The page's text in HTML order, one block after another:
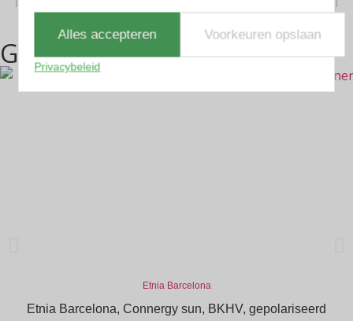
Gerelateerde producten
Etnia Barcelona
Etnia Barcelona, Connergy sun, BKHV, gepolariseerd
Alles accepteren Voorkeuren opslaan
Privacybeleid